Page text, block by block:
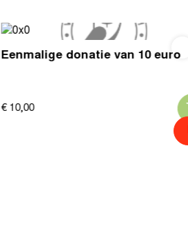
Eenmalige donatie van 10 euro
€ 10,00